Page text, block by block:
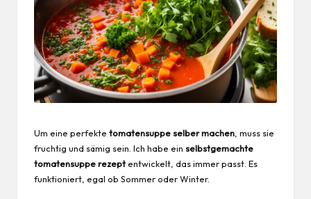
Um eine perfekte tomatensuppe selber machen , muss sie
fruchtig und sämig sein. Ich habe ein selbstgemachte
tomatensuppe rezeptentwickelt, das immer passt. Es
funktioniert, egal ob Sommer oder Winter.